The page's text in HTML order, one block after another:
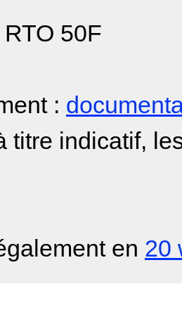
50F
:
titre indicatif,
en 20